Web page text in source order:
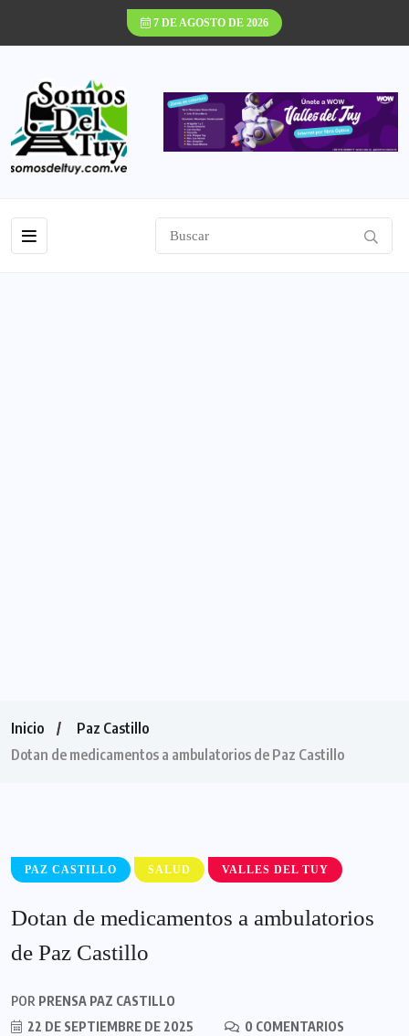
7 DE AGOSTO DE 2026
Inicio
Paz Castillo
Dotan de medicamentos a ambulatorios de Paz Castillo
PAZ CASTILLO SALUD VALLES DEL TUY
Dotan de medicamentos a ambulatorios
de Paz Castillo
POR PRENSA PAZ CASTILLO
22 DE SEPTIEMBRE DE 2025
0 COMENTARIOS